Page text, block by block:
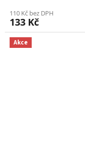
110 Kč bez DPH
133 Kč
Akce